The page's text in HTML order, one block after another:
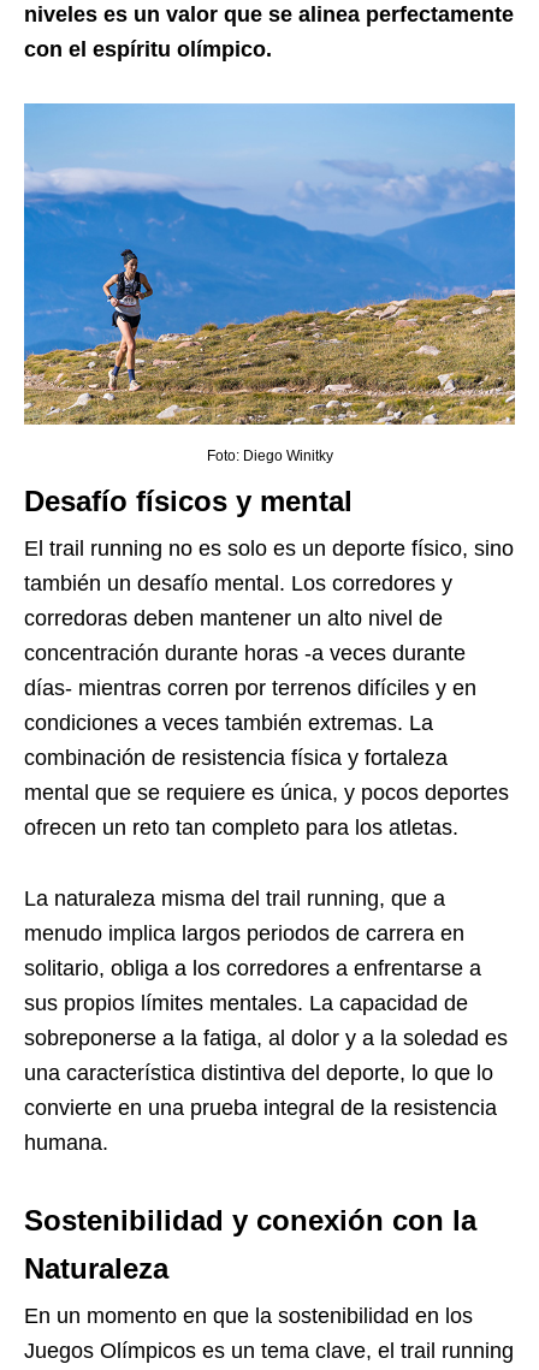
niveles es un valor que se alinea perfectamente
con el espíritu olímpico.
Foto: Diego Winitky
Desafío físicos y mental
El trail running no es solo es un deporte físico, sino
también un desafío mental. Los corredores y
corredoras deben mantener un alto nivel de
concentración durante horas -a veces durante
días- mientras corren por terrenos difíciles y en
condiciones a veces también extremas. La
combinación de resistencia física y fortaleza
mental que se requiere es única, y pocos deportes
ofrecen un reto tan completo para los atletas.
La naturaleza misma del trail running, que a
menudo implica largos periodos de carrera en
solitario, obliga a los corredores a enfrentarse a
sus propios límites mentales. La capacidad de
sobreponerse a la fatiga, al dolor y a la soledad es
una característica distintiva del deporte, lo que lo
convierte en una prueba integral de la resistencia
humana.
Sostenibilidad y conexión con la
Naturaleza
En un momento en que la sostenibilidad en los
Juegos Olímpicos es un tema clave, el trail running